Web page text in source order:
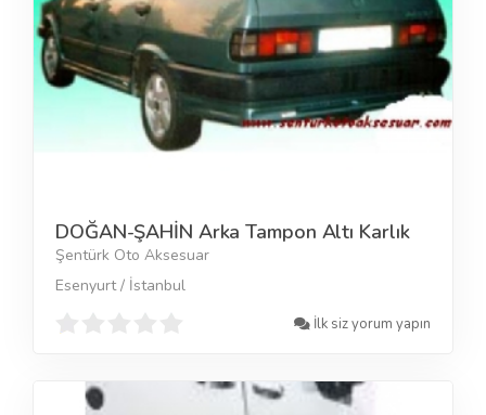
DOĞAN-ŞAHİN Arka Tampon Altı Karlık
Şentürk Oto Aksesuar
Esenyurt / İstanbul
İlk siz yorum yapın